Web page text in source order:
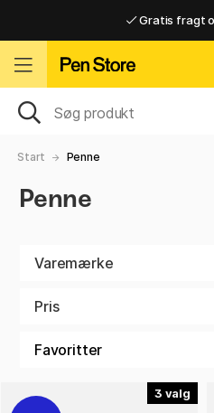
Gratis fragt
Hurtigt til dør
Hurtigt til dør
Start Penne
Penne
Varemærke
Pris
3